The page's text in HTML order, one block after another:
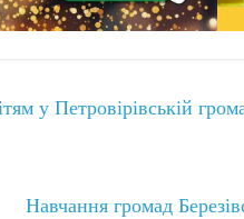
у Петровірівській
Навчання громад